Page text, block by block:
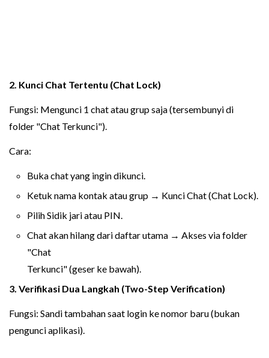
2. Kunci Chat Tertentu (Chat Lock)
Fungsi: Mengunci 1 chat atau grup saja (tersembunyi di
folder "Chat Terkunci").
Cara:
Buka chat yang ingin dikunci.
Ketuk nama kontak atau grup → Kunci Chat (Chat Lock).
Pilih Sidik jari atau PIN.
Chat akan hilang dari daftar utama → Akses via folder
"Chat
Terkunci" (geser ke bawah).
3. Verifikasi Dua Langkah (Two-Step Verification)
Fungsi: Sandi tambahan saat login ke nomor baru (bukan
pengunci aplikasi).